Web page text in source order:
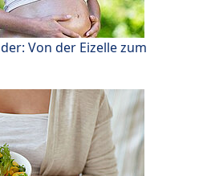
Von der Eizelle zum